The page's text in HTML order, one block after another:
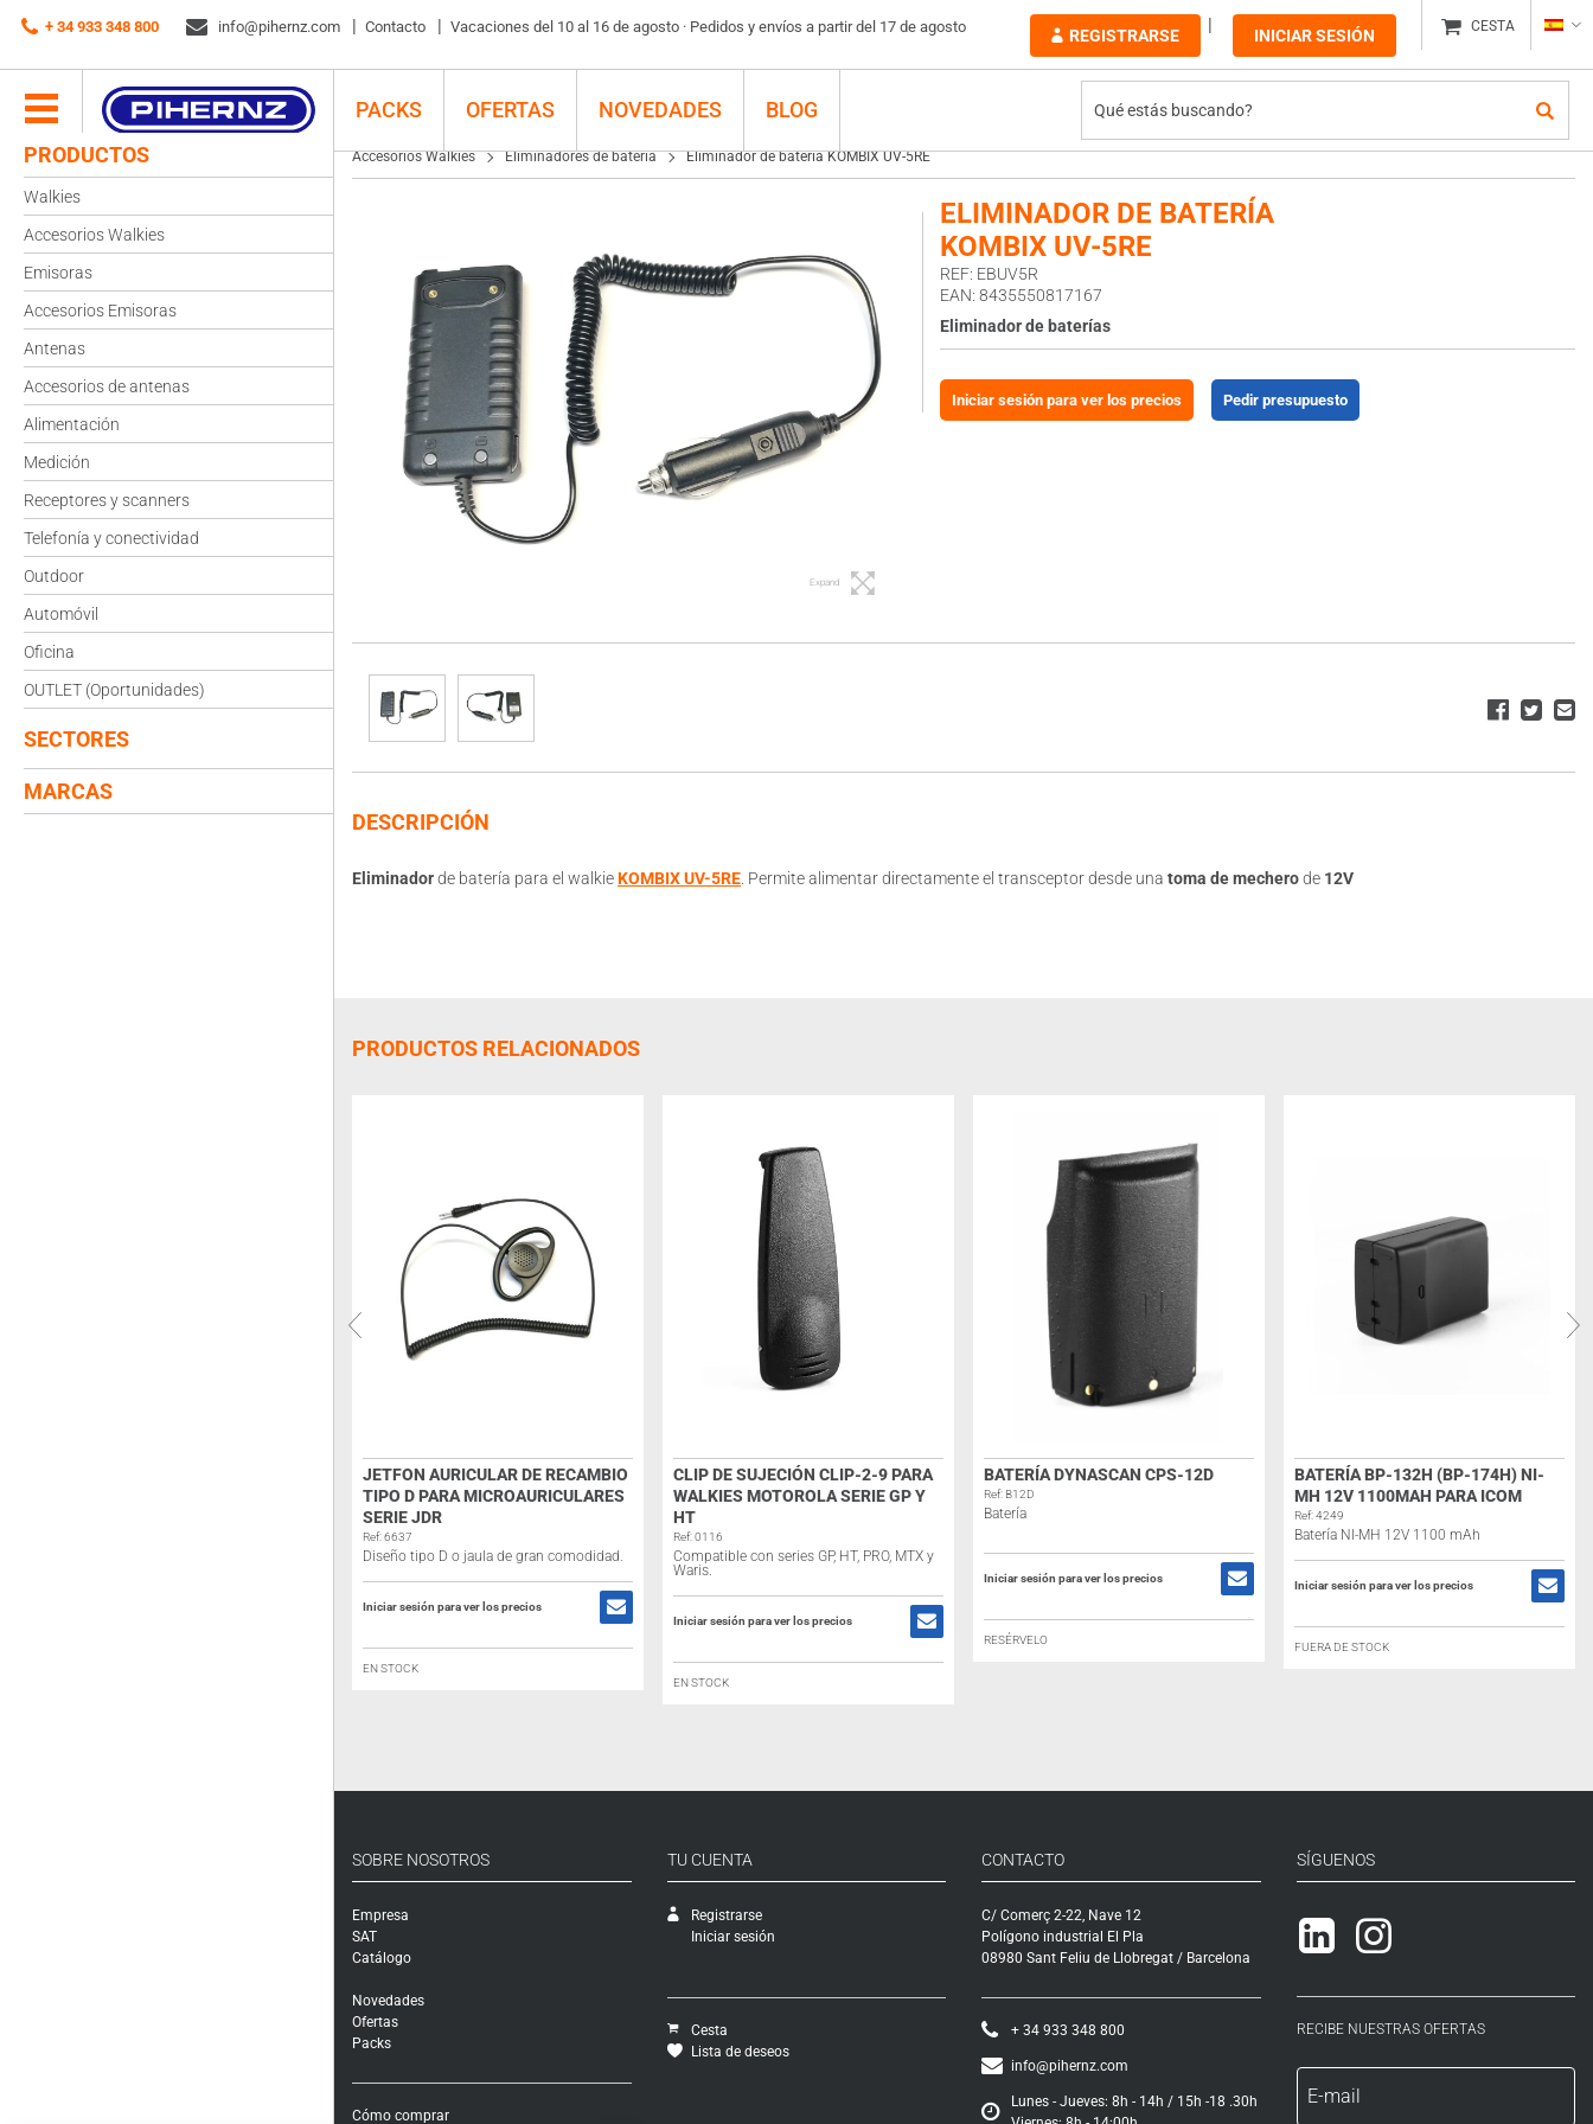
+ 34 933 348 800 info@pihernz.com Contacto Vacaciones del 10 al 16 de agosto · Pedidos y envíos a partir del 17 de agosto REGISTRARSE INICIAR SESIÓN CESTA
PACKS OFERTAS NOVEDADES
BLOG
PRODUCTOS
Walkies
Accesorios Walkies
Emisoras
Accesorios Emisoras
Antenas
Accesorios de antenas
Alimentación
Medición
Receptores y scanners
Telefonía y conectividad
Outdoor
Automóvil
Oficina
OUTLET (Oportunidades)
SECTORES
MARCAS
Accesorios Walkies Eliminadores de batería Eliminador de batería KOMBIX UV-5RE
Accesorios Walkies Eliminadores de batería Eliminador de batería KOMBIX UV-5RE
Expand
ELIMINADOR DE BATERÍA
KOMBIX UV-5RE
REF: EBUV5R
EAN: 8435550817167
Eliminador de baterías
Iniciar sesión para ver los precios Pedir presupuesto
DESCRIPCIÓN
Eliminadorde batería para el walkieKOMBIX UV-5RE . Permite alimentar directamente el transceptor desde una toma de mecherode 12V
PRODUCTOS RELACIONADOS
JETFON AURICULAR DE RECAMBIO
TIPO D PARA MICROAURICULARES
SERIE JDR
Ref: 6637
Diseño tipo D o jaula de gran comodidad.
Iniciar sesión para ver los precios
EN STOCK
CLIP DE SUJECIÓN CLIP-2-9 PARA
WALKIES MOTOROLA SERIE GP Y
HT
Ref: 0116
Compatible con series GP, HT, PRO, MTX y
Waris.
Iniciar sesión para ver los precios
EN STOCK
BATERÍA DYNASCAN CPS-12D
Ref: B12D
Batería
Iniciar sesión para ver los precios
RESÉRVELO
BATERÍA BP-132H (BP-174H) NI-
MH 12V 1100MAH PARA ICOM
Ref: 4249
Batería NI-MH 12V 1100 mAh
Iniciar sesión para ver los precios
FUERA DE STOCK
SOBRE NOSOTROS
Empresa
SAT
Catálogo
Novedades
Ofertas
Packs
Cómo comprar
TU CUENTA
Registrarse
Iniciar sesión
Cesta
Lista de deseos
CONTACTO
C/ Comerç 2-22, Nave 12
Polígono industrial El Pla
08980 Sant Feliu de Llobregat / Barcelona
+ 34 933 348 800
info@pihernz.com
Lunes - Jueves: 8h - 14h / 15h -18 .30h
SÍGUENOS
Linkedin
Instagram
RECIBE NUESTRAS OFERTAS